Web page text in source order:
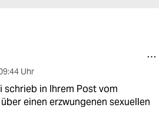
Uhr
schrieb in Ihrem Post vom
einen erzwungenen sexuellen